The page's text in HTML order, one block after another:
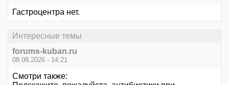
Гастроцентра нет.
Интересные темы
forums-kuban.ru
08.08.2026 - 14:21
Смотри также: